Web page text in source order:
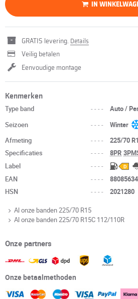
IN
GRATIS levering. Details
Veilig betalen
Eenvoudige montage
Kenmerken
Type band ----
Auto /
Seizoen
----
Winter
Afmeting
---- 225/70
Specificaties ---- 8PR
Label
---- D
EAN ----
HSN
---- 2021280
Al onze banden 225/70 R15
Al onze banden 225/70 R15C 112/110R
Onze partners
Onze betaalmethoden